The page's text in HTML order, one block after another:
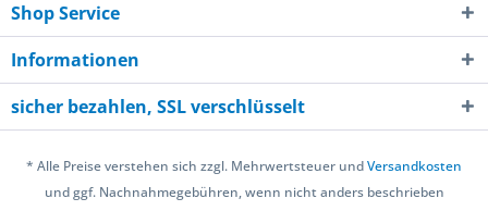
Shop Service
Informationen
sicher bezahlen, SSL verschlüsselt
* Alle Preise verstehen sich zzgl. Mehrwertsteuer undVersandkosten
und ggf. Nachnahmegebühren, wenn nicht anders beschrieben